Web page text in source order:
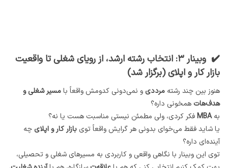
✔️ وبینار ۳: انتخاب رشته ارشد، از رویای شغلی تا واقعیت
بازار کار و اپلای (برگزار شد)
هنوز بین چند رشته مرددی و نمی‌دونی کدومش واقعاً بامسیر شغلی و
هدف‌هات همخونی داره؟
بهMBAفکر کردی، ولی مطمئن نیستی مناسبت هست یا نه؟
یا شاید فقط می‌خوای بدونی هر گرایش واقعاً توی بازار کار و اپلای چه
آینده‌ای داره؟
توی این وبینار با نگاهی واقعی و کاربردی به مسیرهای شغلی و تحصیلی،